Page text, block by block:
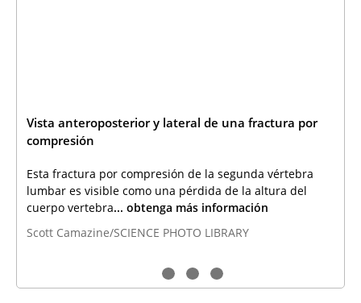
Vista anteroposterior y lateral de una fractura por
compresión
Esta fractura por compresión de la segunda vértebra
lumbar es visible como una pérdida de la altura del
cuerpo vertebra... obtenga más información
Scott Camazine/SCIENCE PHOTO LIBRARY